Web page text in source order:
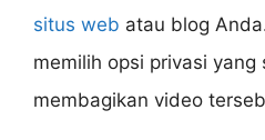
situs web atau blog
memilih opsi privasi yang
membagikan video